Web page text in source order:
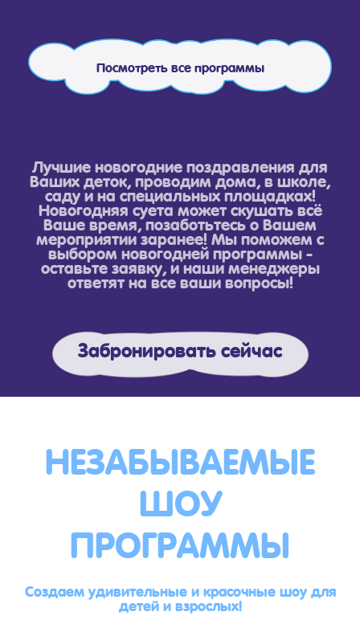
Посмотреть все программы
Лучшие новогодние поздравления для
Ваших деток, проводим дома, в школе,
саду и на специальных площадках!
Новогодняя суета может скушать всё
Ваше время, позаботьтесь о Вашем
мероприятии заранее! Мы поможем с
выбором новогодней программы -
оставьте заявку, и наши менеджеры
ответят на все ваши вопросы!
Забронировать сейчас
НЕЗАБЫВАЕМЫЕ
ШОУ
ПРОГРАММЫ
Создаем удивительные и красочные шоу для
детей и взрослых!